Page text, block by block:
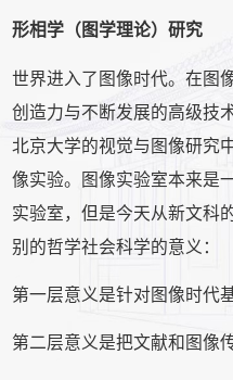
形相学（图学理论）研究
世界进入了图像时代。在图
创造力与不断发展的高级技
北京大学的视觉与图像研究
像实验。图像实验室本来是
实验室，但是今天从新文科
别的哲学社会科学的意义：
第一层意义是针对图像时代
第二层意义是把文献和图像